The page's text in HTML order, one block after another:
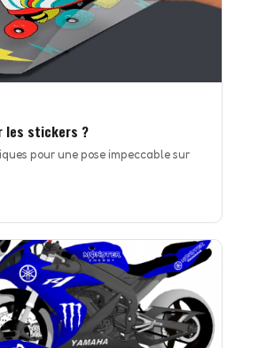
les stickers ?
pour une pose impeccable sur